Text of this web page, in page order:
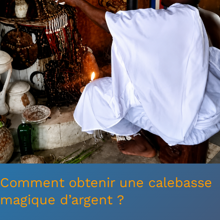
Comment obtenir une calebasse
magique d’argent ?